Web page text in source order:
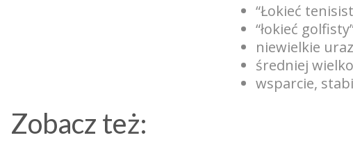
“Łokieć
“łokieć
niewielkie
średniej
wsparcie,
Zobacz też: